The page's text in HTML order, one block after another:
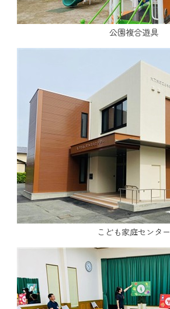
公園複合遊具
こども家庭センター